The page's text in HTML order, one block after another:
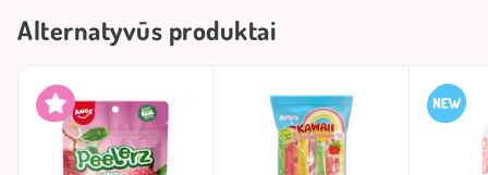
Alternatyvūs produktai